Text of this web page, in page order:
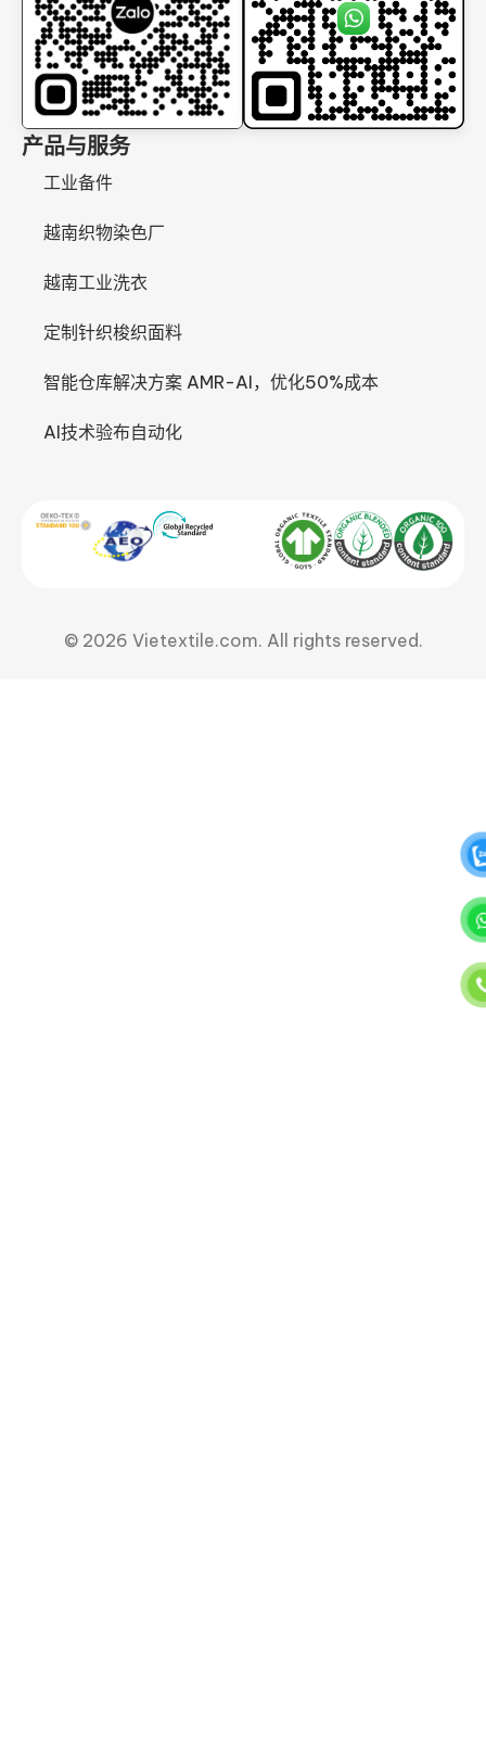
产品与服务
工业备件
越南织物染色厂
越南工业洗衣
定制针织梭织面料
智能仓库解决方案 AMR-AI，优化50%成本
AI技术验布自动化
© 2026 Vietextile.com. All rights reserved.